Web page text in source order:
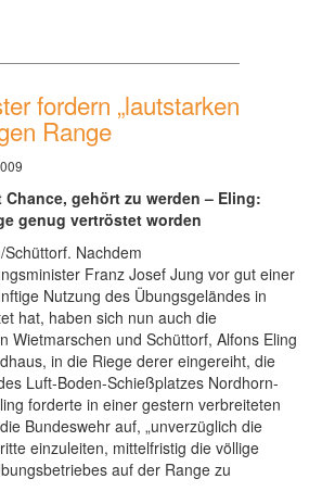
fordern „lautstarken
Range
gehört zu werden – Eling:
genug vertröstet worden
Nachdem
Franz Josef Jung vor gut einer
Nutzung des Übungsgeländes in
hat, haben sich nun auch die
Wietmarschen und Schüttorf, Alfons Eling
in die Riege derer eingereiht, die
Luft-Boden-Schießplatzes Nordhorn-
forderte in einer gestern verbreiteten
Bundeswehr auf, „unverzüglich die
einzuleiten, mittelfristig die völlige
auf der Range zu